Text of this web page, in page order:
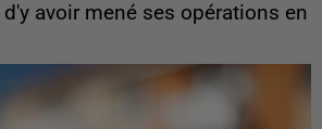
avoir mené ses opérations en